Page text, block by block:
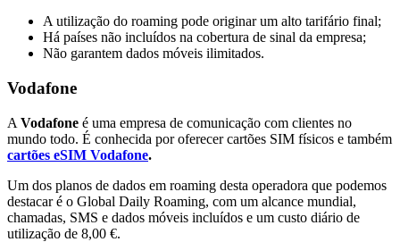
A utilização do roaming pode originar um alto tarifário final;
Há países não incluídos na cobertura de sinal da empresa;
Não garantem dados móveis ilimitados.
Vodafone
A Vodafone é uma empresa de comunicação com clientes no
mundo todo. É conhecida por oferecer cartões SIM físicos e também
cartões eSIM Vodafone.
Um dos planos de dados em roaming desta operadora que podemos
destacar é o Global Daily Roaming, com um alcance mundial,
chamadas, SMS e dados móveis incluídos e um custo diário de
utilização de 8,00 €.